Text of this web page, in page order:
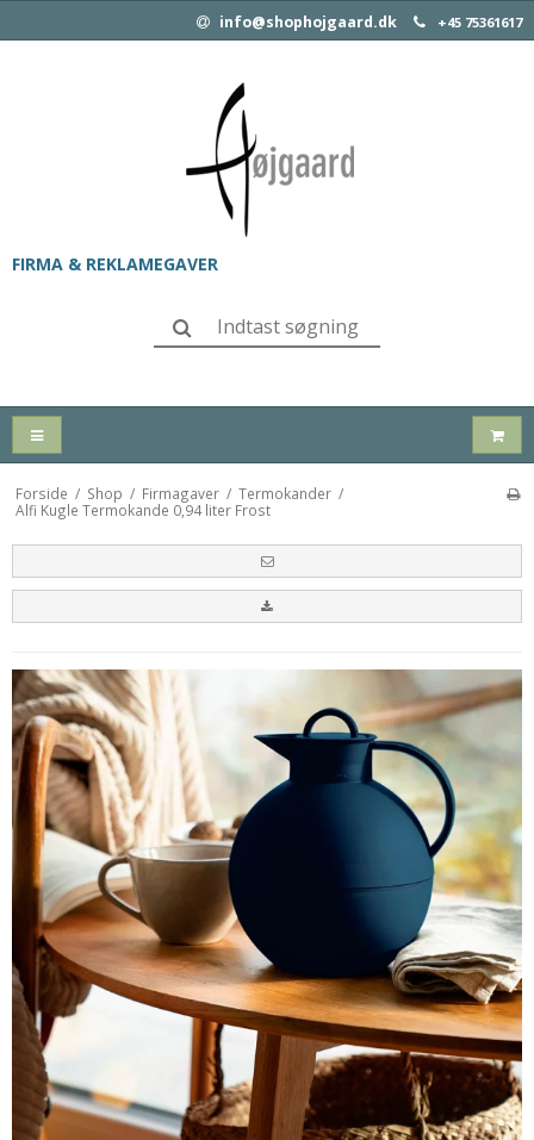
info@shophojgaard.dk +45 75361617
FIRMA & REKLAMEGAVER
Forside / Shop / Firmagaver / Termokander /
Alfi Kugle Termokande 0,94 liter Frost